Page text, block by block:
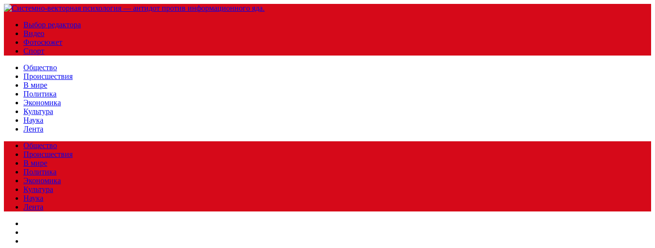
Выбор редактора
Видео
Фотосюжет
Спорт
Общество
Происшествия
В мире
Политика
Экономика
Культура
Наука
Лента
Общество
Происшествия
В мире
Политика
Экономика
Культура
Наука
Лента